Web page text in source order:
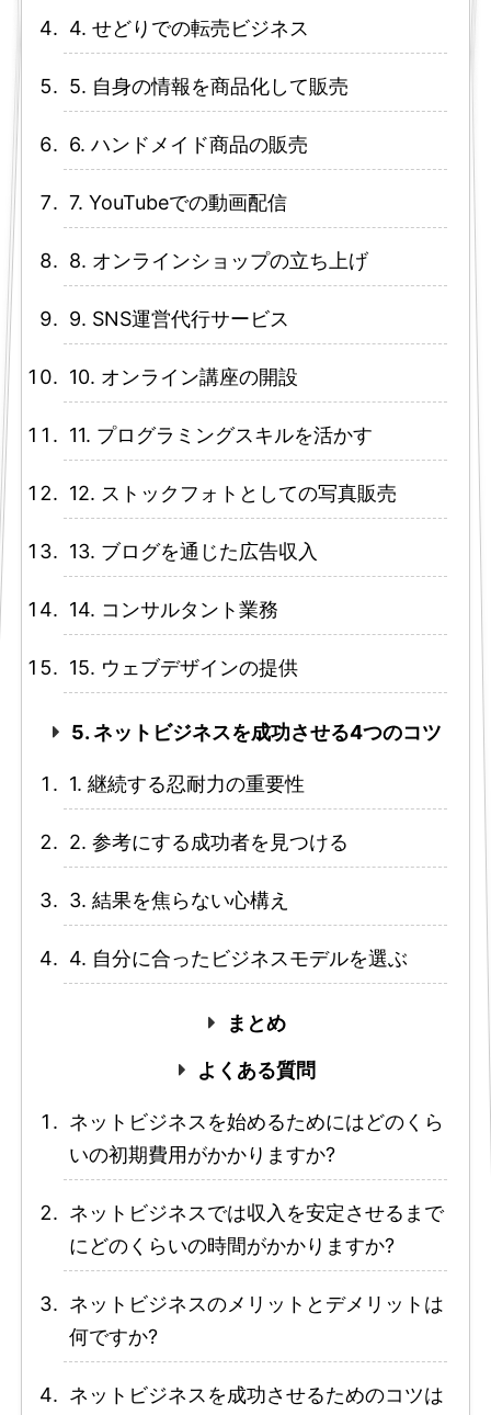
4. せどりでの転売ビジネス
5. 自身の情報を商品化して販売
6. ハンドメイド商品の販売
7. YouTubeでの動画配信
8. オンラインショップの立ち上げ
9. SNS運営代行サービス
10. オンライン講座の開設
11. プログラミングスキルを活かす
12. ストックフォトとしての写真販売
13. ブログを通じた広告収入
14. コンサルタント業務
15. ウェブデザインの提供
5. ネットビジネスを成功させる4つのコツ
1. 継続する忍耐力の重要性
2. 参考にする成功者を見つける
3. 結果を焦らない心構え
4. 自分に合ったビジネスモデルを選ぶ
まとめ
よくある質問
ネットビジネスを始めるためにはどのくら
いの初期費用がかかりますか?
ネットビジネスでは収入を安定させるまで
にどのくらいの時間がかかりますか?
ネットビジネスのメリットとデメリットは
何ですか?
ネットビジネスを成功させるためのコツは